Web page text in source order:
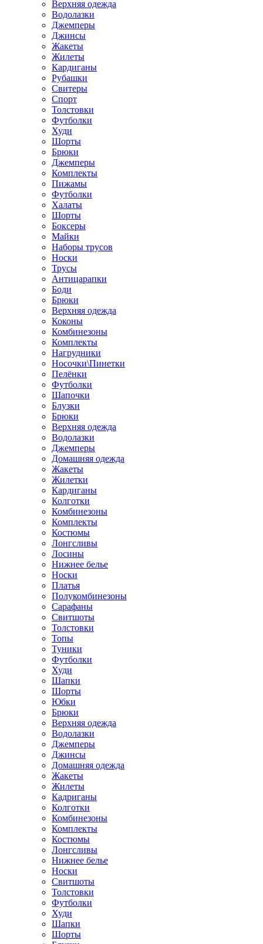
Верхняя одежда
Водолазки
Джемперы
Джинсы
Жакеты
Жилеты
Кардиганы
Рубашки
Свитеры
Спорт
Толстовки
Футболки
Худи
Шорты
Брюки
Джемперы
Комплекты
Пижамы
Футболки
Халаты
Шорты
Боксеры
Майки
Наборы трусов
Носки
Трусы
Антицарапки
Боди
Брюки
Верхняя одежда
Коконы
Комбинезоны
Комплекты
Нагрудники
Носочки\Пинетки
Пелёнки
Футболки
Шапочки
Блузки
Брюки
Верхняя одежда
Водолазки
Джемперы
Домашняя одежда
Жакеты
Жилетки
Кардиганы
Колготки
Комбинезоны
Комплекты
Костюмы
Лонгсливы
Лосины
Нижнее белье
Носки
Платья
Полукомбинезоны
Сарафаны
Свитшоты
Толстовки
Топы
Туники
Футболки
Худи
Шапки
Шорты
Юбки
Брюки
Верхняя одежда
Водолазки
Джемперы
Джинсы
Домашняя одежда
Жакеты
Жилеты
Кадриганы
Колготки
Комбинезоны
Комплекты
Костюмы
Лонгсливы
Нижнее белье
Носки
Свитшоты
Толстовки
Футболки
Худи
Шапки
Шорты